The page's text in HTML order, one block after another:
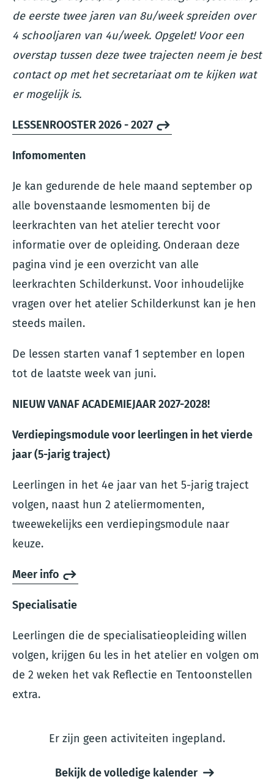
de eerste twee jaren van 8u/week spreiden over
4 schooljaren van 4u/week. Opgelet! Voor een
overstap tussen deze twee trajecten neem je best
contact op met het secretariaat om te kijken wat
er mogelijk is.
LESSENROOSTER 2026 - 2027
Infomomenten
Je kan gedurende de hele maand september op
alle bovenstaande lesmomenten bij de
leerkrachten van het atelier terecht voor
informatie over de opleiding. Onderaan deze
pagina vind je een overzicht van alle
leerkrachten Schilderkunst. Voor inhoudelijke
vragen over het atelier Schilderkunst kan je hen
steeds mailen.
De lessen starten vanaf 1 september en lopen
tot de laatste week van juni.
NIEUW VANAF ACADEMIEJAAR 2027-2028!
Verdiepingsmodule voor leerlingen in het vierde
jaar (5-jarig traject)
Leerlingen in het 4e jaar van het 5-jarig traject
volgen, naast hun 2 ateliermomenten,
tweewekelijks een verdiepingsmodule naar
keuze.
Meer info
Specialisatie
Leerlingen die de specialisatieopleiding willen
volgen, krijgen 6u les in het atelier en volgen om
de 2 weken het vak Reflectie en Tentoonstellen
extra.
Er zijn geen activiteiten ingepland.
Bekijk de volledige kalender